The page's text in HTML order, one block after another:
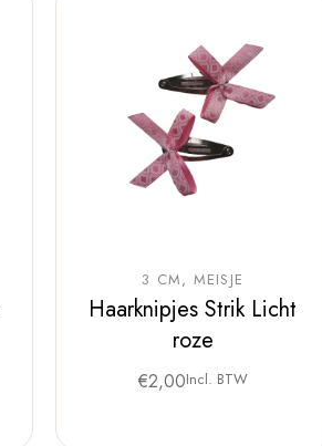
3 CM MEISJE
Haarknipjes Strik Licht
roze
€2,00Incl. BTW